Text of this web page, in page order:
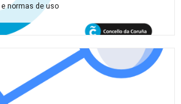
normas de uso